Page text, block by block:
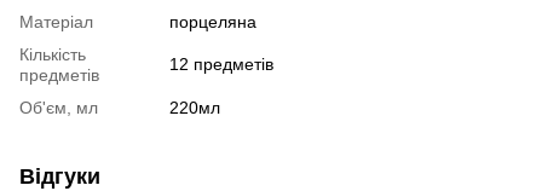
Матеріал
порцеляна
Кількість
предметів
12 предметів
Об'єм, мл 220мл
Відгуки